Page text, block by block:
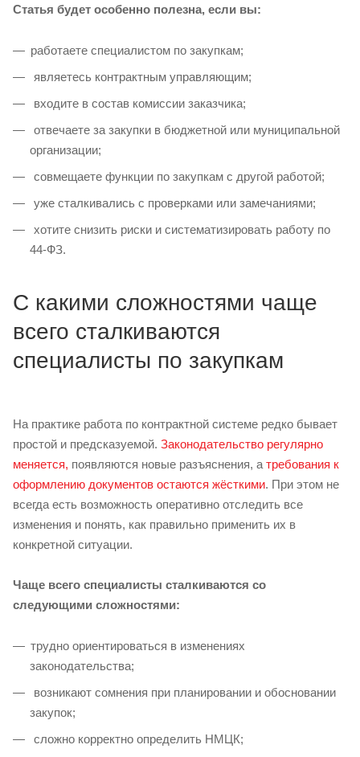
Статья будет особенно полезна, если вы:
работаете специалистом по закупкам;
являетесь контрактным управляющим;
входите в состав комиссии заказчика;
отвечаете за закупки в бюджетной или муниципальной
организации;
совмещаете функции по закупкам с другой работой;
уже сталкивались с проверками или замечаниями;
хотите снизить риски и систематизировать работу по
44-ФЗ.
С какими сложностями чаще
всего сталкиваются
специалисты по закупкам
На практике работа по контрактной системе редко бывает
простой и предсказуемой. Законодательство регулярно
меняется, появляются новые разъяснения, а требования к
оформлению документов остаются жёсткими. При этом не
всегда есть возможность оперативно отследить все
изменения и понять, как правильно применить их в
конкретной ситуации.
Чаще всего специалисты сталкиваются со
следующими сложностями:
трудно ориентироваться в изменениях
законодательства;
возникают сомнения при планировании и обосновании
закупок;
сложно корректно определить НМЦК;